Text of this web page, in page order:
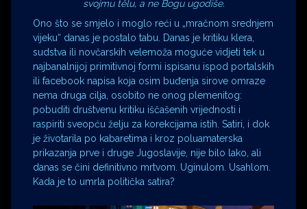
svojmu tělu, a ne Bogu ugodiše.
Ono što se smjelo i moglo reći u „mračnom srednjem
vijeku“ danas je postalo tabu. Danas je kritiku klera,
sudstva ili novčarskih velemoža moguće vidjeti tek u
najbanalnijoj primitivnoj formi ispisanu ispod portalskih
ili facebook napisa koja osim buđenja sirove omraze
nema druga cilja, osobito ne onog plemenitog:
pobuditi društvenu kritiku iščašenih vrijednosti i
raspiriti sveopću želju za korekcijama istih. Satiri, i dok
je životarila po kabaretima i kroz poluamaterska
prikazanja prve i druge Jugoslavije, nije bilo lako, ali
danas se čini definitivno mrtvom. Uginulom. Usahlom.
Kada je to umrla politička satira?